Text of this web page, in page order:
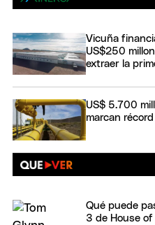
Vicuña
US$250
extraer la
US$ 5.700
marcan
Qué puede
3 de House